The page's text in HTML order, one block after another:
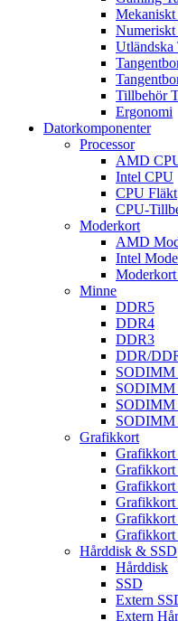
Mekaniskt
Numeriskt
Utländska
Tillbehör
Ergonomi
Datorkomponenter
Processor
AMD
Intel CPU
CPU Fläkt
CPU-
Moderkort
AMD
Intel
Minne
DDR5
DDR4
DDR3
DDR/
SODIMM
Grafikkort
Grafikkort
Hårddisk & SSD
Hårddisk
SSD
Extern
Extern